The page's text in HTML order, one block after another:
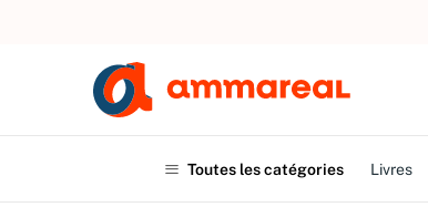
Toutes les catégories Livres